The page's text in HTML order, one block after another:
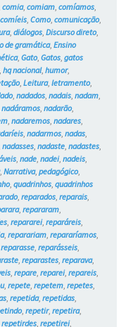
comia, comiam, comíamos,
comíeis, Como, comunicação,
, diálogos, Discurso direto,
de gramática, Ensino
, Gato, Gatos, gatos
hq nacional, humor,
, Leitura, letramento,
, nadados, nadais, nadam,
nadáramos, nadarão,
, nadaremos, nadares,
, nadarmos, nadas,
nadasses, nadaste, nadastes,
, nade, nadei, nadeis,
, Narrativa, pedagógico,
, quadrinhos, quadrinhos
, reparados, reparais,
, repararam,
, repararei, reparáreis,
, reparariam, repararíamos,
reparasse, reparásseis,
, reparastes, reparava,
, repare, reparei, repareis,
, repete, repetem, repetes,
, repetida, repetidas,
, repetir, repetira,
repetirdes, repetirei,